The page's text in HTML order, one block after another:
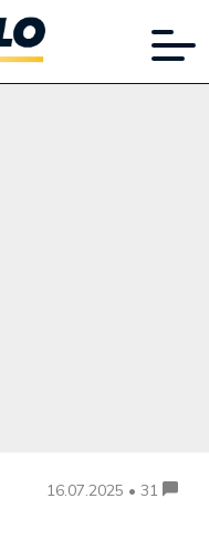
16.07.2025 • 31